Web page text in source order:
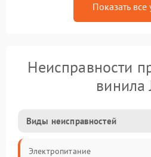
Показать все
Неисправности
винила
Виды неисправностей
Электропитание